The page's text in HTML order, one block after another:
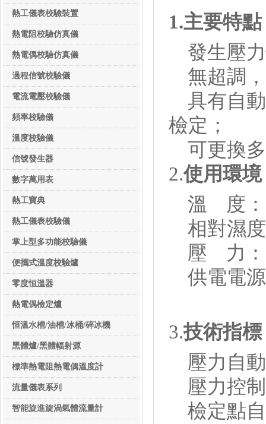
熱工儀表校驗裝置
熱電阻校驗仿真儀
熱電偶校驗仿真儀
過程信號校驗儀
電流電壓校驗儀
頻率校驗儀
溫度校驗儀
信號發生器
數字萬用表
熱工寶典
熱工儀表校驗儀
掌上型多功能校驗儀
便攜式溫度校驗爐
零度恒溫器
熱電偶檢定爐
恒溫水槽/油槽/冰桶/碎冰機
黑體爐/黑體輻射源
標準熱電阻熱電偶溫度計
流量儀表系列
流量儀表系列
智能旋進旋渦氣體流量計
1.主要特點
發生壓
無超調，
具有自動
檢定；
可更換
2.使用環境
溫 度：
相對濕度
壓 力：
供電電
3.技術指標
壓力自動
壓力控制
檢定點自